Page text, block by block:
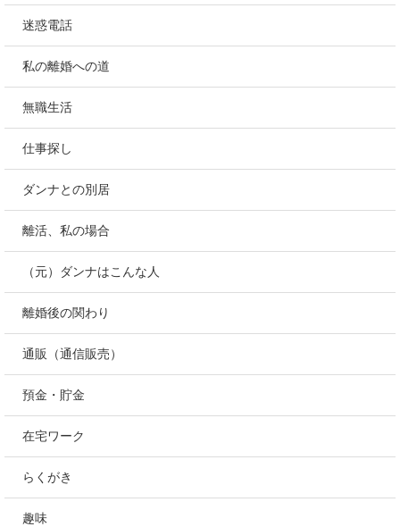
迷惑電話
私の離婚への道
無職生活
仕事探し
ダンナとの別居
離活、私の場合
（元）ダンナはこんな人
離婚後の関わり
通販（通信販売）
預金・貯金
在宅ワーク
らくがき
趣味